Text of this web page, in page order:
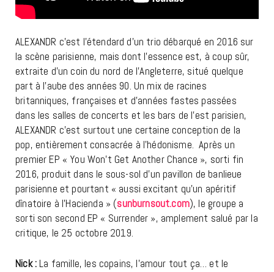
ALEXANDR c’est l’étendard d’un trio débarqué en 2016 sur
la scène parisienne, mais dont l’essence est, à coup sûr,
extraite d’un coin du nord de l’Angleterre, situé quelque
part à l’aube des années 90. Un mix de racines
britanniques, françaises et d’années fastes passées
dans les salles de concerts et les bars de l’est parisien,
ALEXANDR c’est surtout une certaine conception de la
pop, entièrement consacrée à l’hédonisme. Après un
premier EP « You Won’t Get Another Chance », sorti fin
2016, produit dans le sous-sol d’un pavillon de banlieue
parisienne et pourtant « aussi excitant qu’un apéritif
dînatoire à l’Hacienda » (sunburnsout.com), le groupe a
sorti son second EP « Surrender », amplement salué par la
critique, le 25 octobre 2019.
Nick : La famille, les copains, l’amour tout ça… et le